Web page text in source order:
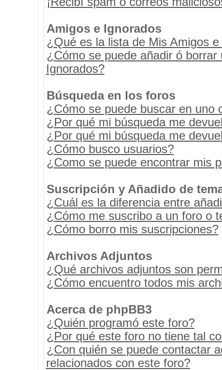
Amigos e Ignorados
¿Qué es la lista de Mis Amigos
¿Cómo se puede añadir ó
Ignorados?
Búsqueda en los foros
¿Cómo se puede buscar en uno
¿Por qué mi búsqueda me
¿Por qué mi búsqueda me
¿Cómo busco usuarios?
¿Como se puede encontrar mis
Suscripción y Añadido de
¿Cuál es la diferencia entre
¿Cómo me suscribo a un foro o
¿Cómo borro mis suscripciones?
Archivos Adjuntos
¿Qué archivos adjuntos son
¿Cómo encuentro todos mis
Acerca de phpBB3
¿Quién programó este foro?
¿Por qué este foro no tiene tal
¿Con quién se puede contactar
relacionados con este foro?